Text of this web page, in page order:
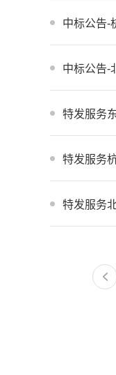
中标公告-
中标公告-
特发服务
特发服务
特发服务